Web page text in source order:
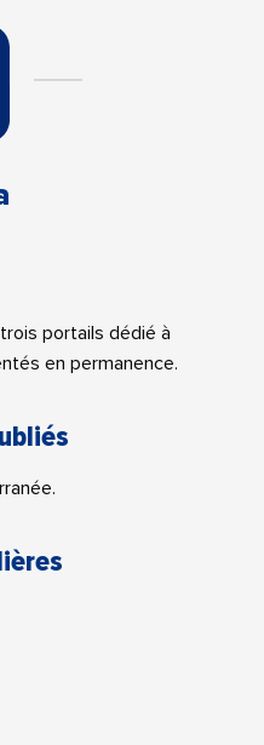
portails dédié à
en permanence.